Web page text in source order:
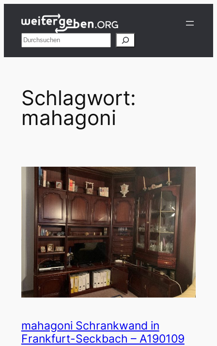
Inhalt
springenSuchen
Schlagwort:
mahagoni
mahagoni Schrankwand in
Frankfurt-Seckbach – A190109